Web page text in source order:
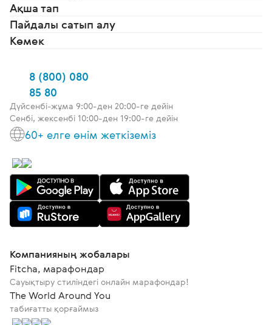
Ақша тап
Пайдалы сатып алу
Көмек
8 (800) 080
85 80
Дүйсенбі-жұма 9:00-ден 20:00-ге дейін
Сенбі, жексенбі 10:00-ден 19:00-ге дейін
60+ елге өнім жеткіземіз
Компанияның жобалары
Fitcha, марафондар
Сауықтыру стиліндегі онлайн марафондар!
The World Around You
табиғатты қорғаймыз